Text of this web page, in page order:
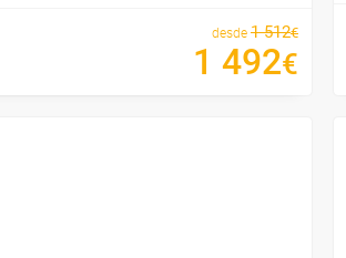
desde 1 512€
1 492€